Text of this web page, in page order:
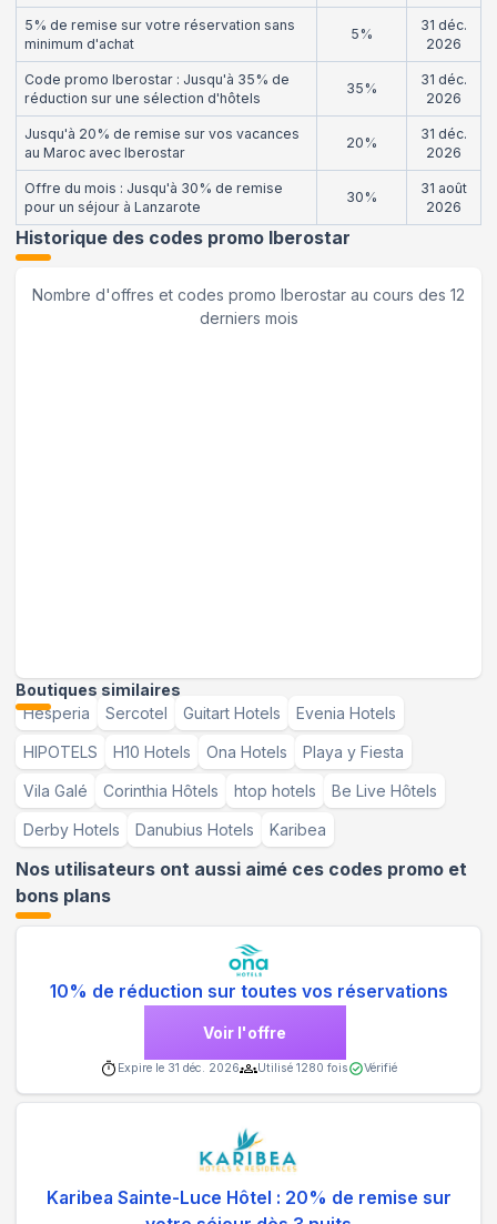
5% de remise sur votre réservation sans
minimum d'achat
5%
31 déc.
2026
Code promo Iberostar : Jusqu'à 35% de
réduction sur une sélection d'hôtels
35%
31 déc.
2026
Jusqu'à 20% de remise sur vos vacances
au Maroc avec Iberostar
20%
31 déc.
2026
Offre du mois : Jusqu'à 30% de remise
pour un séjour à Lanzarote
30%
31 août
2026
Historique des codes promo Iberostar
Nombre d'offres et codes promo Iberostar au cours des 12
derniers mois
Boutiques similaires
Hesperia
Sercotel Guitart Hotels Evenia Hotels
HIPOTELS H10 Hotels Ona Hotels Playa y Fiesta
Vila Galé Corinthia Hôtels htop hotels Be Live Hôtels
Derby Hotels Danubius Hotels Karibea
Nos utilisateurs ont aussi aimé ces codes promo et
bons plans
10% de réduction sur toutes vos réservations
Voir l'offre
Expire le 31 déc. 2026 Utilisé 1280 fois Vérifié
Karibea Sainte-Luce Hôtel : 20% de remise sur